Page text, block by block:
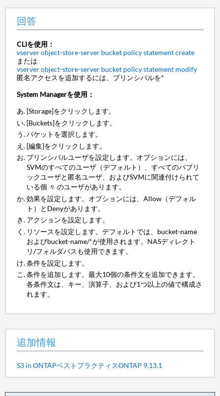
回答
CLIを使用：
vserver object-store-server bucket policy statement create
または
vserver object-store-server bucket policy statement modify
匿名アクセスを追加するには、プリンシパルを*
System Managerを使用：
[Storage]をクリックします。
[Buckets]をクリックします。
バケットを選択します。
[編集]をクリックします。
プリンシパルユーザを設定します。オプションには、
SVMのすべてのユーザ（デフォルト）、すべてのパブリ
ックユーザと匿名ユーザ、およびSVMに関連付けられて
いる個 々 のユーザがあります。
効果を設定します。オプションには、Allow（デフォル
ト）とDenyがあります。
アクションを設定します。
リソースを設定します。デフォルトでは、bucket-name
およびbucket-name/*が使用されます。NASディレクト
リ/フォルダパスも使用できます。
条件を設定します。
条件を追加します。最大10個の条件文を追加できます。
各条件文は、キー、演算子、および1つ以上の値で構成さ
れます。
追加情報
S3 in ONTAPベストプラクティスONTAP 9.13.1